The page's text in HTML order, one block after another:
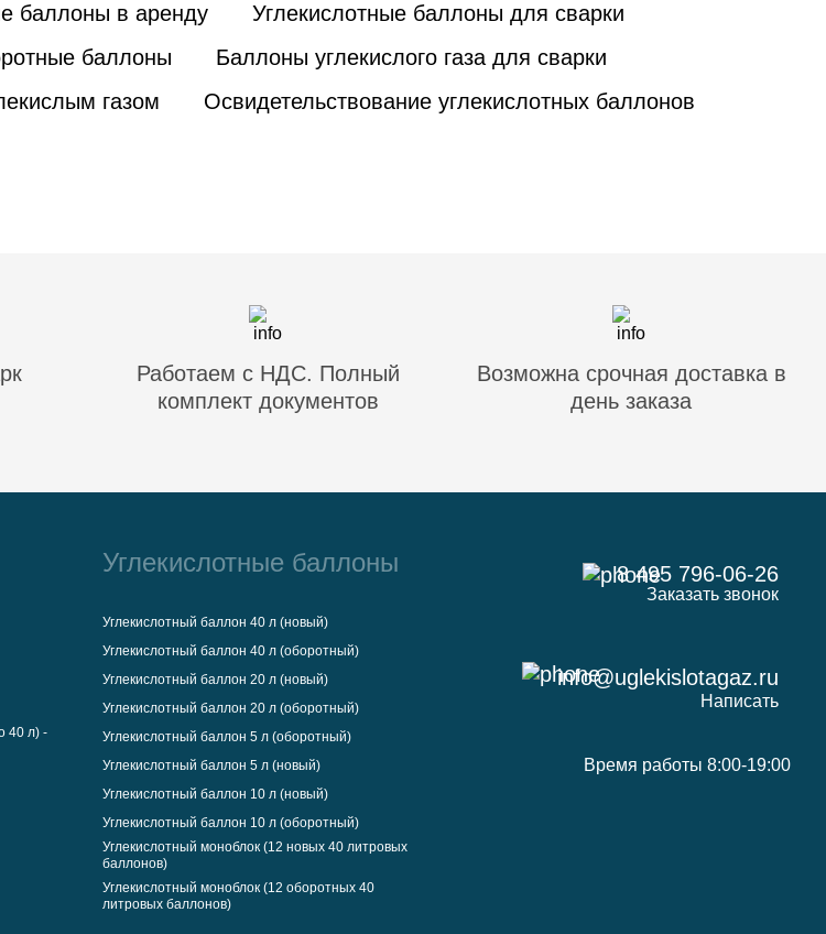
баллоны в аренду
Углекислотные баллоны для сварки
баллоны
Баллоны углекислого газа для сварки
газом
Освидетельствование углекислотных баллонов
Работаем с НДС. Полный
комплект документов
Возможна срочная доставка в
день заказа
40 л) -
Углекислотные баллоны
Углекислотный баллон 40 л (новый)
Углекислотный баллон 40 л (оборотный)
Углекислотный баллон 20 л (новый)
Углекислотный баллон 20 л (оборотный)
Углекислотный баллон 5 л (оборотный)
Углекислотный баллон 5 л (новый)
Углекислотный баллон 10 л (новый)
Углекислотный баллон 10 л (оборотный)
Углекислотный моноблок (12 новых 40 литровых
баллонов)
Углекислотный моноблок (12 оборотных 40
литровых баллонов)
8 495 796-06-26
Заказать звонок
info@uglekislotagaz.ru
Написать
Время работы 8:00-19:00